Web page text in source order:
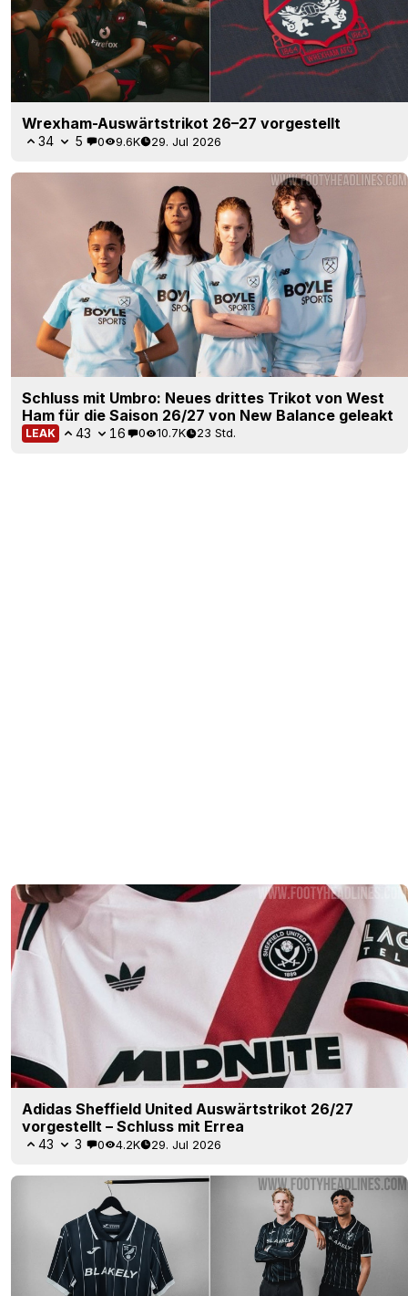
Wrexham-Auswärtstrikot 26–27 vorgestellt
34 5 0 9.6K 29. Jul 2026
Schluss mit Umbro: Neues drittes Trikot von West
Ham für die Saison 26/27 von New Balance geleakt
LEAK 43 16 0 10.7K 23 Std.
Adidas Sheffield United Auswärtstrikot 26/27
vorgestellt – Schluss mit Errea
43 3 0 4.2K 29. Jul 2026